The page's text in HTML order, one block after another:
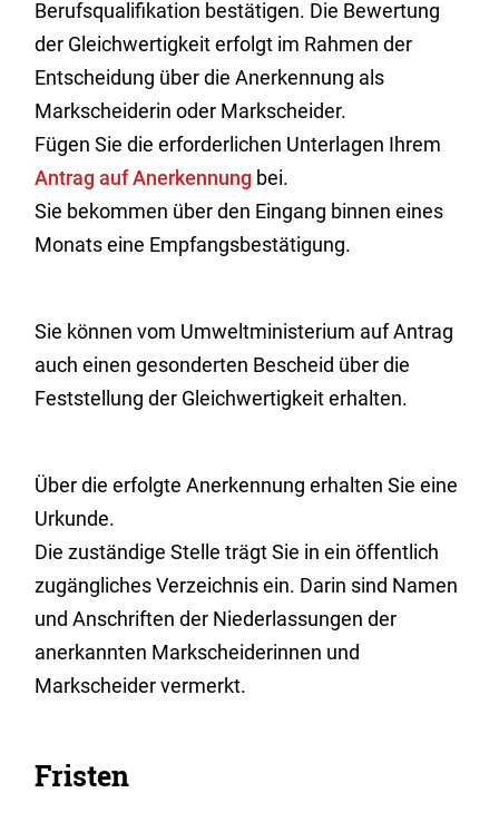
Berufsqualifikation bestätigen. Die Bewertung
der Gleichwertigkeit erfolgt im Rahmen der
Entscheidung über die Anerkennung als
Markscheiderin oder Markscheider.
Fügen Sie die erforderlichen Unterlagen Ihrem
Antrag auf Anerkennung bei.
Sie bekommen über den Eingang binnen eines
Monats eine Empfangsbestätigung.
Sie können vom Umweltministerium auf Antrag
auch einen gesonderten Bescheid über die
Feststellung der Gleichwertigkeit erhalten.
Über die erfolgte Anerkennung erhalten Sie eine
Urkunde.
Die zuständige Stelle trägt Sie in ein öffentlich
zugängliches Verzeichnis ein. Darin sind Namen
und Anschriften der Niederlassungen der
anerkannten Markscheiderinnen und
Markscheider vermerkt.
Fristen